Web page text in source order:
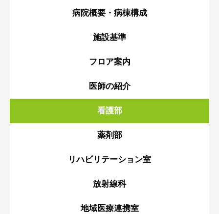
病院概要・病棟構成
施設基準
フロア案内
医師の紹介
看護部
薬剤部
リハビリテーション室
放射線科
地域医療連携室